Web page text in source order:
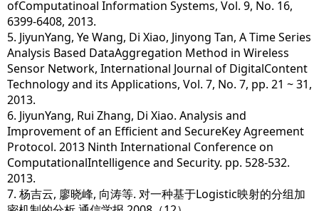
ofComputatinoal Information Systems, Vol. 9, No. 16,
6399-6408, 2013.
5. JiyunYang, Ye Wang, Di Xiao, Jinyong Tan, A Time Series
Analysis Based DataAggregation Method in Wireless
Sensor Network, International Journal of DigitalContent
Technology and its Applications, Vol. 7, No. 7, pp. 21 ~ 31,
2013.
6. JiyunYang, Rui Zhang, Di Xiao. Analysis and
Improvement of an Efficient and SecureKey Agreement
Protocol. 2013 Ninth International Conference on
ComputationalIntelligence and Security. pp. 528-532.
2013.
7. 杨吉云, 廖晓峰, 向涛等. 对一种基于Logistic映射的分组加